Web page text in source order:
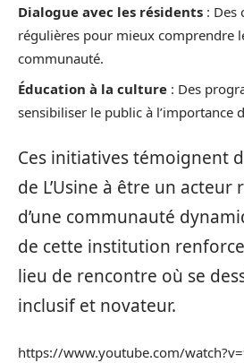
Dialogue avec les résidents : Des
régulières pour mieux comprendre
communauté.
Éducation à la culture : Des
sensibiliser le public à l’importance
Ces initiatives témoignent
de L’Usine à être un acteur
d’une communauté
de cette institution
lieu de rencontre où se
inclusif et novateur.
https://www.youtube.com/